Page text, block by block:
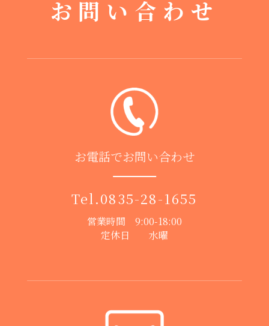
お問い合わせ
お電話でお問い合わせ
Tel.0835-28-1655
営業時間 9:00-18:00
定休日 水曜